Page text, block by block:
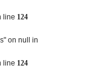
line 124
on null in
line 124